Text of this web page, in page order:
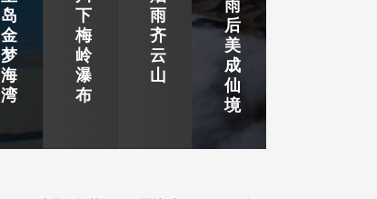
岛
金
梦
海
湾
下
梅
岭
瀑
布
雨
齐
云
山
雨
后
美
成
仙
境